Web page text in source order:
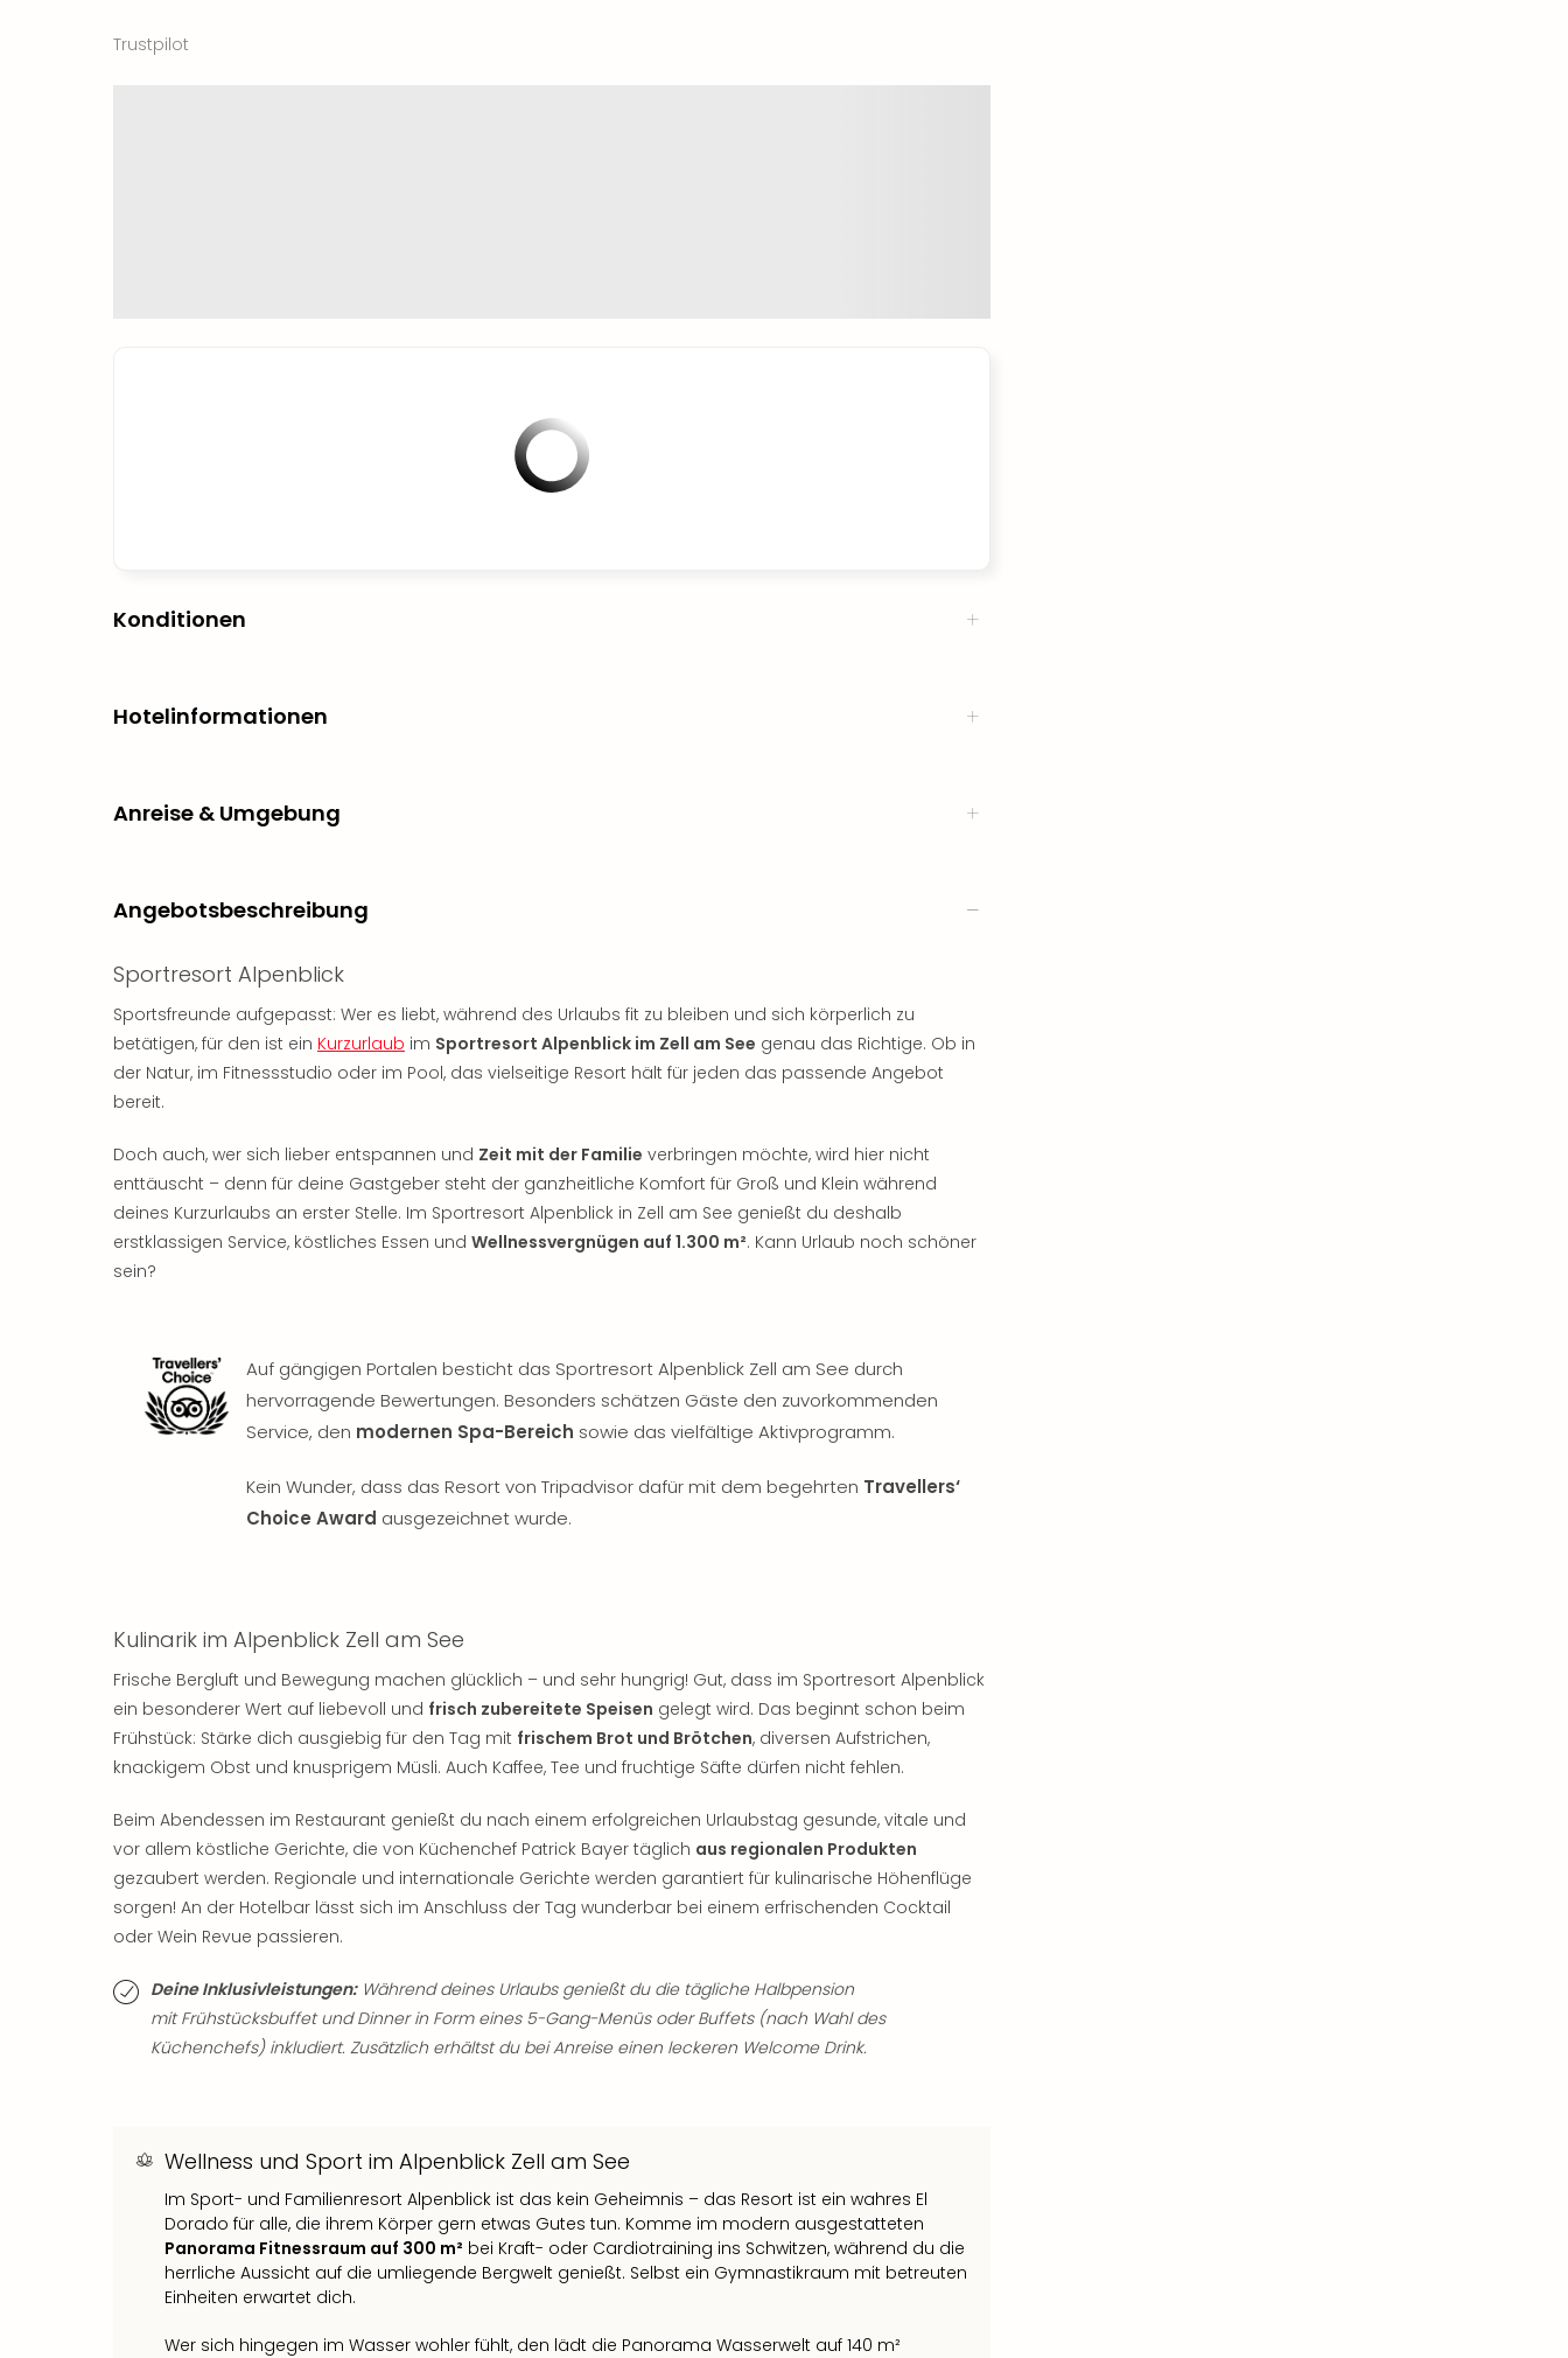
Trustpilot
Konditionen
Hotelinformationen
Anreise & Umgebung
Angebotsbeschreibung
Sportresort Alpenblick
Sportsfreunde aufgepasst: Wer es liebt, während des Urlaubs fit zu bleiben und sich körperlich zu
betätigen, für den ist ein Kurzurlaub im Sportresort Alpenblick im Zell am See genau das Richtige. Ob in
der Natur, im Fitnessstudio oder im Pool, das vielseitige Resort hält für jeden das passende Angebot
bereit.
Doch auch, wer sich lieber entspannen und Zeit mit der Familie verbringen möchte, wird hier nicht
enttäuscht – denn für deine Gastgeber steht der ganzheitliche Komfort für Groß und Klein während
deines Kurzurlaubs an erster Stelle. Im Sportresort Alpenblick in Zell am See genießt du deshalb
erstklassigen Service, köstliches Essen und Wellnessvergnügen auf 1.300 m². Kann Urlaub noch schöner
sein?
Auf gängigen Portalen besticht das Sportresort Alpenblick Zell am See durch
hervorragende Bewertungen. Besonders schätzen Gäste den zuvorkommenden
Service, den modernen Spa-Bereich sowie das vielfältige Aktivprogramm.
Kein Wunder, dass das Resort von Tripadvisor dafür mit dem begehrten Travellers‘
Choice Award ausgezeichnet wurde.
Kulinarik im Alpenblick Zell am See
Frische Bergluft und Bewegung machen glücklich – und sehr hungrig! Gut, dass im Sportresort Alpenblick
ein besonderer Wert auf liebevoll und frisch zubereitete Speisen gelegt wird. Das beginnt schon beim
Frühstück: Stärke dich ausgiebig für den Tag mit frischem Brot und Brötchen, diversen Aufstrichen,
knackigem Obst und knusprigem Müsli. Auch Kaffee, Tee und fruchtige Säfte dürfen nicht fehlen.
Beim Abendessen im Restaurant genießt du nach einem erfolgreichen Urlaubstag gesunde, vitale und
vor allem köstliche Gerichte, die von Küchenchef Patrick Bayer täglich aus regionalen Produkten
gezaubert werden. Regionale und internationale Gerichte werden garantiert für kulinarische Höhenflüge
sorgen! An der Hotelbar lässt sich im Anschluss der Tag wunderbar bei einem erfrischenden Cocktail
oder Wein Revue passieren.
Deine Inklusivleistungen:Während deines Urlaubs genießt du die tägliche Halbpension
mit Frühstücksbuffet und Dinner in Form eines 5-Gang-Menüs oder Buffets (nach Wahl des
Küchenchefs) inkludiert. Zusätzlich erhältst du bei Anreise einen leckeren Welcome Drink.
Wellness und Sport im Alpenblick Zell am See
Im Sport- und Familienresort Alpenblick ist das kein Geheimnis – das Resort ist ein wahres El
Dorado für alle, die ihrem Körper gern etwas Gutes tun. Komme im modern ausgestatteten
Panorama Fitnessraum auf 300 m² bei Kraft- oder Cardiotraining ins Schwitzen, während du die
herrliche Aussicht auf die umliegende Bergwelt genießt. Selbst ein Gymnastikraum mit betreuten
Einheiten erwartet dich.
Wer sich hingegen im Wasser wohler fühlt, den lädt die Panorama Wasserwelt auf 140 m²